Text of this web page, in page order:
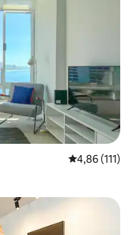
4,86 av 5 i
4,86 (111)